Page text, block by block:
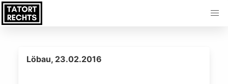
Löbau, 23.02.2016